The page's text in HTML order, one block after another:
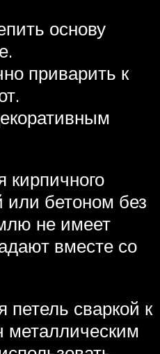
основу
приварить к
кирпичного
или бетоном без
не имеет
вместе со
петель сваркой к
металлическим